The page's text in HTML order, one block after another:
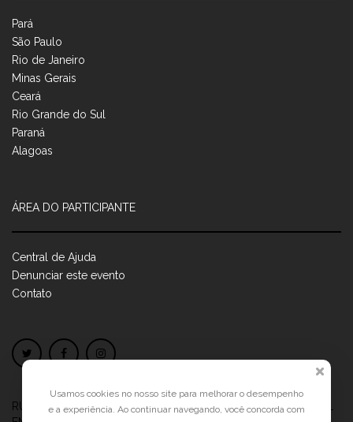
Pará
São Paulo
Rio de Janeiro
Minas Gerais
Ceará
Rio Grande do Sul
Paraná
Alagoas
ÁREA DO PARTICIPANTE
Central de Ajuda
Denunciar este evento
Contato
RUA JOSÉ PONTES DE MAGALHÃES, 70JATIÚCA, MACEIÓ - AL
Usamos cookies no nosso site para melhorar o desempenho
e a experiência. Ao continuar navegando, você concorda com